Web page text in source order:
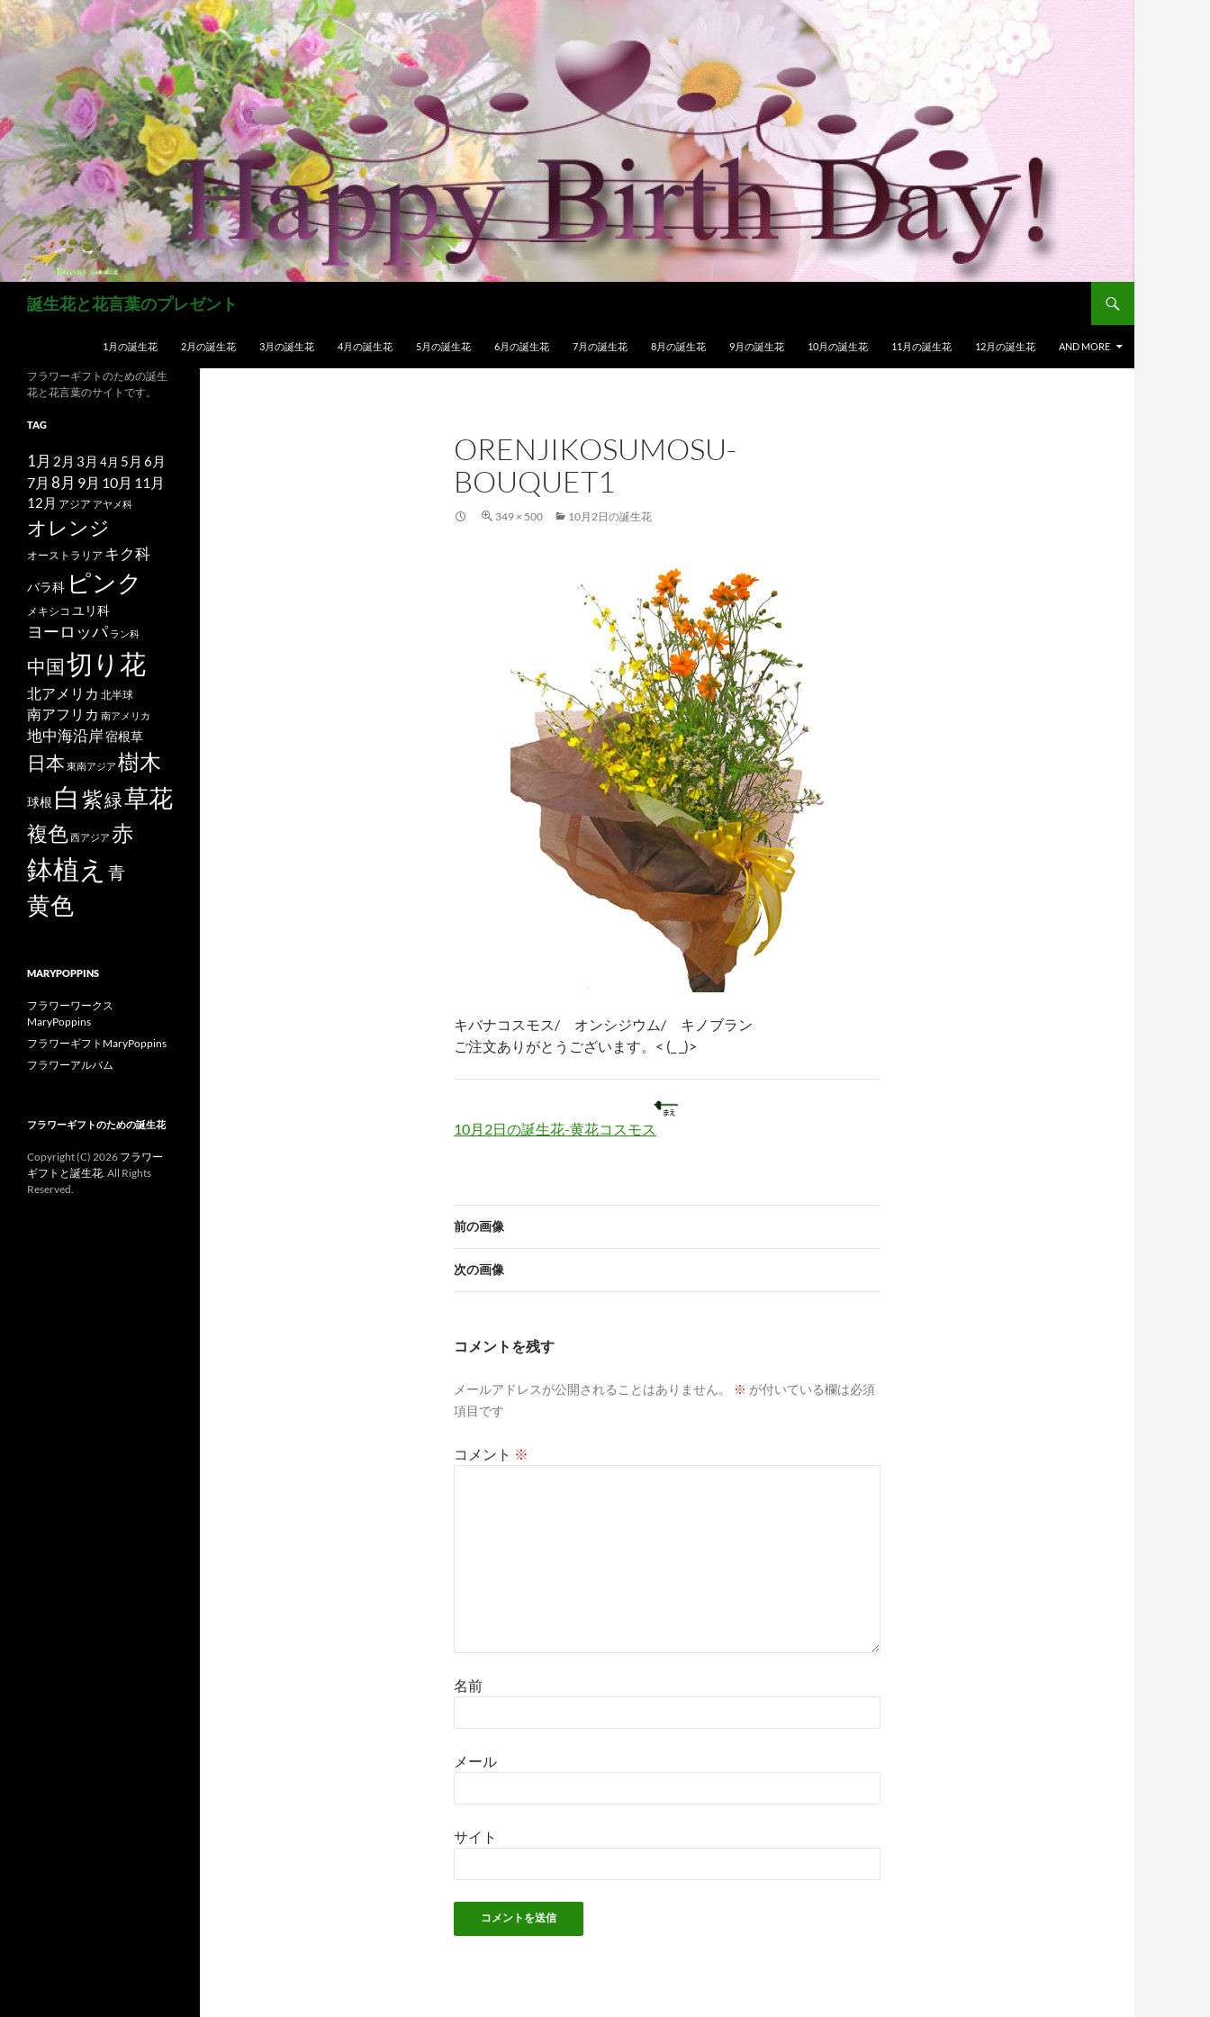
コ
ン
ツ
へ
ス
キ
ッ
プ
誕生花と花言葉のプレゼント
1月の誕生花 2月の誕生花 3月の誕生花 4月の誕生花 5月の誕生花 6月の誕生花 7月の誕生花 8月の誕生花 9月の誕生花 10月の誕生花 11月の誕生花 12月の誕生花 AND MORE
ORENJIKOSUMOSU-
BOUQUET1
349 × 500 10月2日の誕生花
キバナコスモス/ オンシジウム/ キノブラン
ご注文ありがとうございます。< (_ _)>
10月2日の誕生花-黄花コスモス
前の画像
次の画像
コメントを残す
メールアドレスが公開されることはありません。 ※ が付いている欄は必須
項目です
コメント ※
名前
メール
サイト
フラワーギフトのための誕生
花と花言葉のサイトです。
TAG
1月 2月 3月 4月 5月 6月
7月 8月 9月 10月 11月
12月 アジア アヤメ科
オレンジ
オーストラリア キク科
バラ科 ピンク
メキシコ ユリ科
ヨーロッパ ラン科
中国切り花
北アメリカ 北半球
南アフリカ 南アメリカ
地中海沿岸宿根草
日本 東南アジア 樹木
球根 白 紫緑草花
複色西アジア 赤
鉢植え 青
黄色
MARYPOPPINS
フラワーワークス
MaryPoppins
フラワーギフトMaryPoppins
フラワーアルバム
フラワーギフトのための誕生花
Copyright (C) 2026 フラワー
ギフトと誕生花. All Rights
Reserved.